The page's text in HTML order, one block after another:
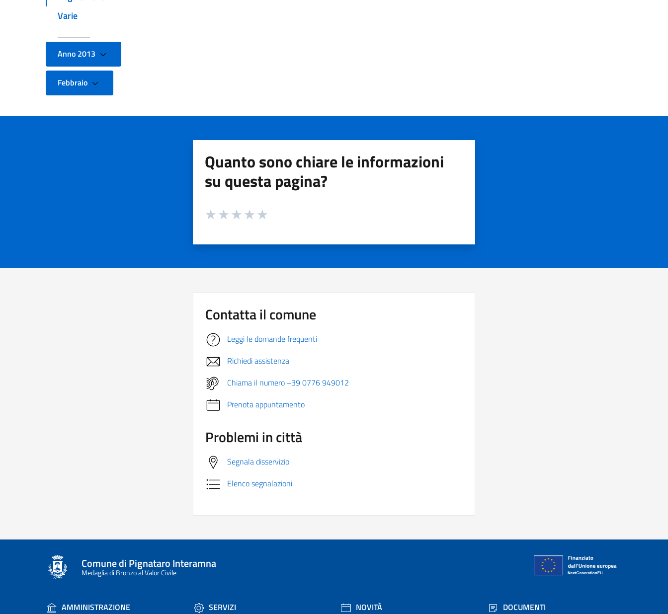
Varie
Anno 2013
Febbraio
Quanto sono chiare le informazioni
su questa pagina?
Valuta da 1 a 5 stelle la pagina
Contatta il comune
Leggi le domande frequenti
Richiedi assistenza
Chiama il numero +39 0776 949012
Prenota appuntamento
Problemi in città
Segnala disservizio
Elenco segnalazioni
Comune di Pignataro Interamna
Medaglia di Bronzo al Valor Civile
AMMINISTRAZIONE
SERVIZI
NOVITÀ
DOCUMENTI